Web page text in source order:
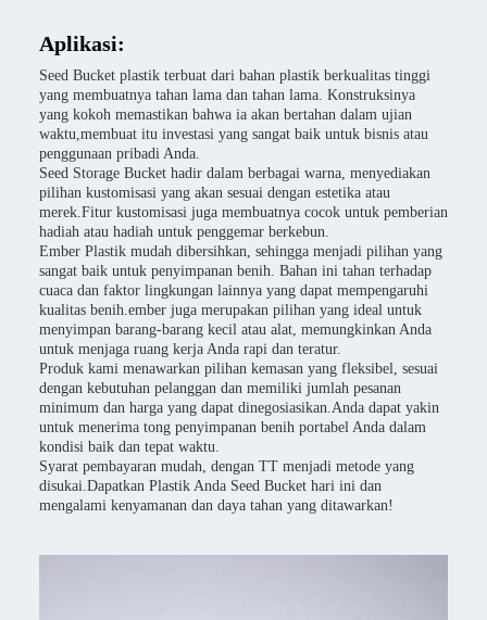
Aplikasi:
Seed Bucket plastik terbuat dari bahan plastik berkualitas tinggi
yang membuatnya tahan lama dan tahan lama. Konstruksinya
yang kokoh memastikan bahwa ia akan bertahan dalam ujian
waktu,membuat itu investasi yang sangat baik untuk bisnis atau
penggunaan pribadi Anda.
Seed Storage Bucket hadir dalam berbagai warna, menyediakan
pilihan kustomisasi yang akan sesuai dengan estetika atau
merek.Fitur kustomisasi juga membuatnya cocok untuk pemberian
hadiah atau hadiah untuk penggemar berkebun.
Ember Plastik mudah dibersihkan, sehingga menjadi pilihan yang
sangat baik untuk penyimpanan benih. Bahan ini tahan terhadap
cuaca dan faktor lingkungan lainnya yang dapat mempengaruhi
kualitas benih.ember juga merupakan pilihan yang ideal untuk
menyimpan barang-barang kecil atau alat, memungkinkan Anda
untuk menjaga ruang kerja Anda rapi dan teratur.
Produk kami menawarkan pilihan kemasan yang fleksibel, sesuai
dengan kebutuhan pelanggan dan memiliki jumlah pesanan
minimum dan harga yang dapat dinegosiasikan.Anda dapat yakin
untuk menerima tong penyimpanan benih portabel Anda dalam
kondisi baik dan tepat waktu.
Syarat pembayaran mudah, dengan TT menjadi metode yang
disukai.Dapatkan Plastik Anda Seed Bucket hari ini dan
mengalami kenyamanan dan daya tahan yang ditawarkan!